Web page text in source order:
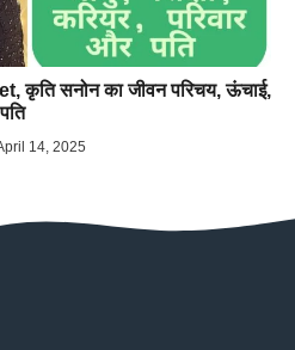
कृति सनोन का जीवन परिचय, ऊंचाई,
14, 2025